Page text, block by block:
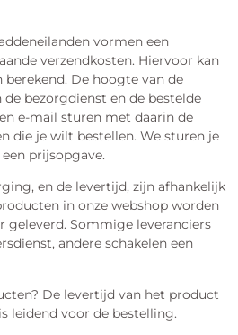
vormen een
verzendkosten. Hiervoor kan
De hoogte van de
bezorgdienst en de bestelde
e-mail sturen met daarin de
die je wilt bestellen. We sturen je
prijsopgave.
en de levertijd, zijn afhankelijk
in onze webshop worden
geleverd. Sommige leveranciers
andere schakelen een
De levertijd van het product
leidend voor de bestelling.